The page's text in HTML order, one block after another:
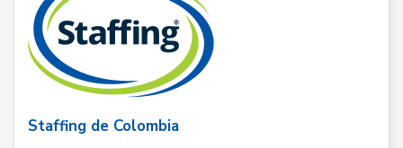
Staffing de Colombia